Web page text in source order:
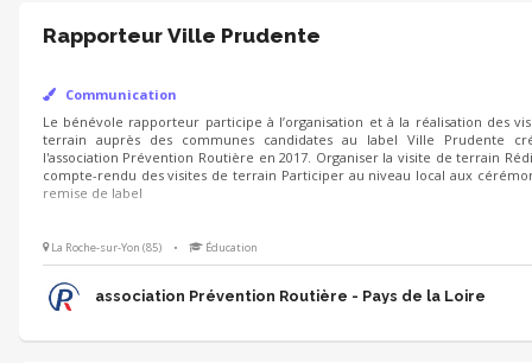
Rapporteur Ville Prudente
Communication
Le bénévole rapporteur participe à l’organisation et à la réalisation des
communes candidates au label Ville Prudente créé par l'association
Organiser la visite de terrain Rédiger un compte-rendu des visites de
local aux cérémonies de remise de label
La Roche-sur-Yon (85) • Éducation
association Prévention Routière - Pays de la Loire